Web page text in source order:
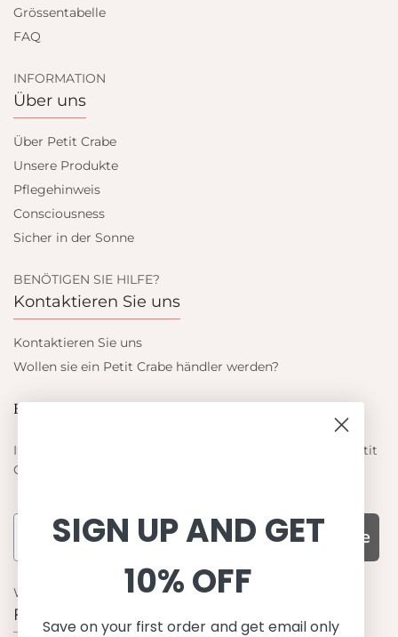
Grössentabelle
FAQ
INFORMATION
Über uns
Über Petit Crabe
Unsere Produkte
Pflegehinweis
Consciousness
Sicher in der Sonne
BENÖTIGEN SIE HILFE?
Kontaktieren Sie uns
Kontaktieren Sie uns
Wollen sie ein Petit Crabe händler werden?
Blieb auf dem laufenden
Informieren Sie sich über die neuesten Angebote von Petit
Crabe
Subscribe
WARUM UNS WÄHLEN
Funktion, Qualität und Design
SIGN UP AND GET
10% OFF
Save on your first order and get email only